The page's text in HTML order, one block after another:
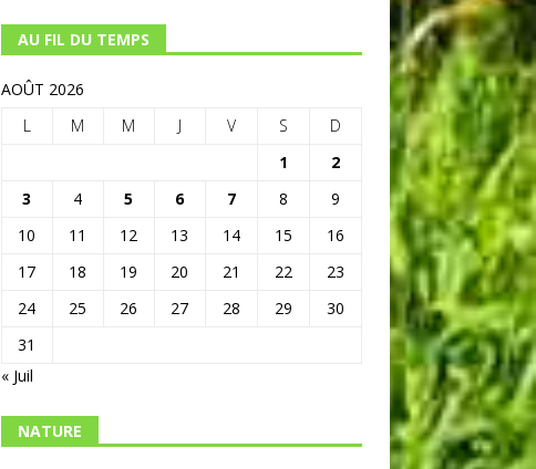
AU FIL DU TEMPS
AOÛT 2026
L
M M J V S
D
1
2
3
4 5 6 7 8
9
10
11 12 13 14 15
16
17
18 19 20 21 22
23
24
25 26 27 28 29
30
31
« Juil
NATURE